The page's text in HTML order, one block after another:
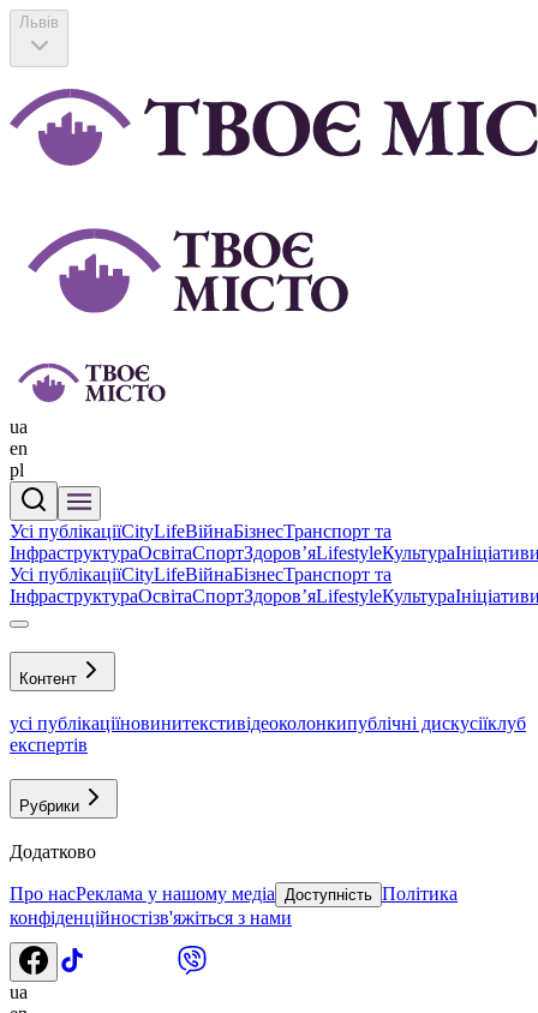
Львів
ua
en
pl
Усі публікаціїCityLifeВійнаБізнесТранспорт та
ІнфраструктураОсвітаСпортЗдоровʼяLifestyleКультура
Усі публікаціїCityLifeВійнаБізнесТранспорт та
ІнфраструктураОсвітаСпортЗдоровʼяLifestyleКультура
Контент
усі публікаціїновинитекстивідеоколонкипублічні дискусіїклуб
експертів
Рубрики
Додатково
Про насРеклама у нашому медіа Доступність Політика
конфіденційностізв'яжіться з нами
ua